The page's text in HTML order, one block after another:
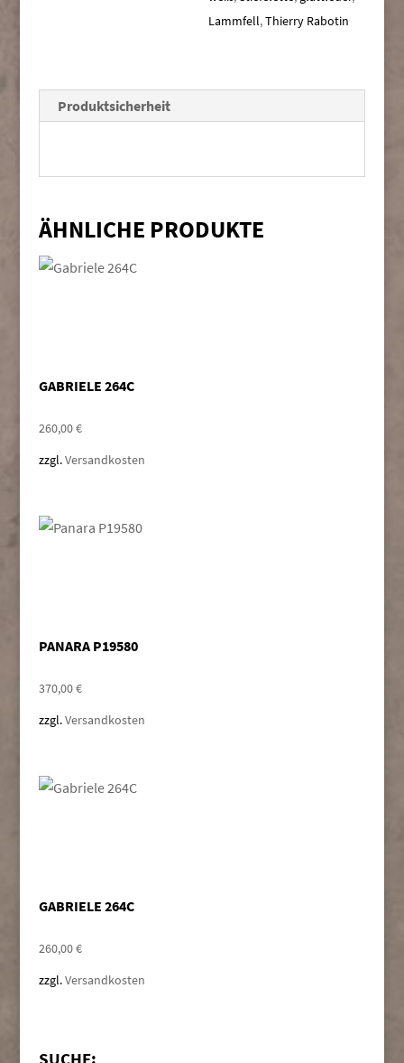
Lammfell,Thierry Rabotin
Produktsicherheit
ÄHNLICHE PRODUKTE
GABRIELE 264C
260,00€
zzgl.Versandkosten
PANARA P19580
370,00€
zzgl.Versandkosten
GABRIELE 264C
260,00€
zzgl.Versandkosten
SUCHE: